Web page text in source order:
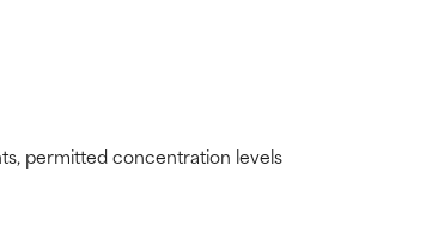
permitted concentration levels